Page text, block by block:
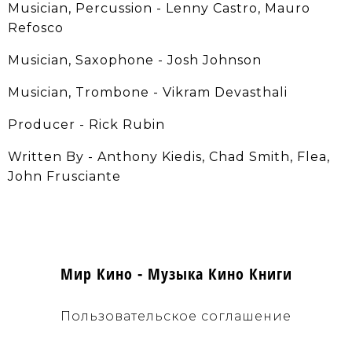
Musician, Percussion - Lenny Castro, Mauro
Refosco
Musician, Saxophone - Josh Johnson
Musician, Trombone - Vikram Devasthali
Producer - Rick Rubin
Written By - Anthony Kiedis, Chad Smith, Flea,
John Frusciante
Мир Кино - Музыка Кино Книги
Пользовательское соглашение